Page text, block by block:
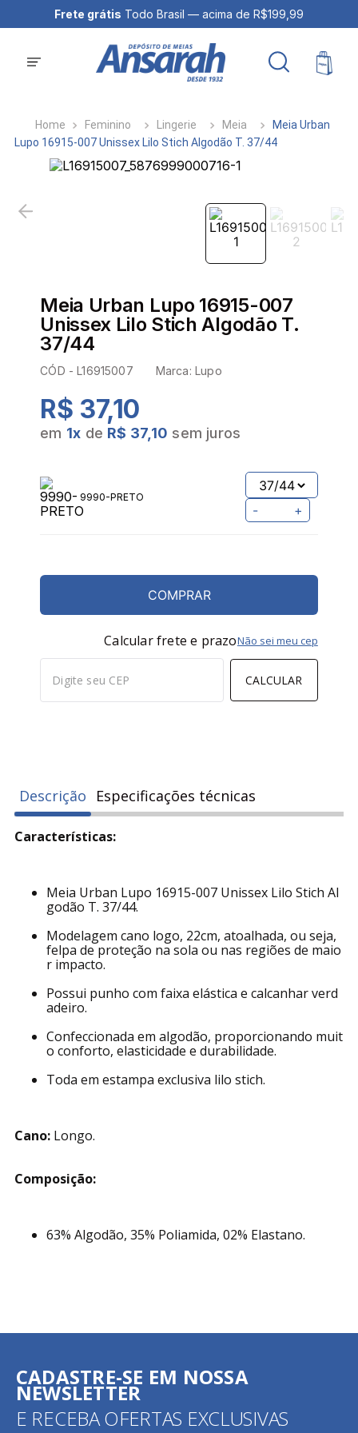
Frete grátis Todo Brasil — acima de R$199,99
Feminino Lingerie Meia
Meia Urban
Lupo 16915-007 Unissex Lilo Stich Algodão T. 37/44
Meia Urban Lupo 16915-007
Unissex Lilo Stich Algodão T.
37/44
CÓD -L16915007 Marca:Lupo
R$ 37,10
em 1x de R$ 37,10 sem juros
9990-PRETO
- +
COMPRAR
Calcular frete e prazo
CALCULAR
Não sei meu cep
Descrição Especificações técnicas
Características:
Meia Urban Lupo 16915-007 Unissex Lilo Stich Al
godão T. 37/44.
Modelagem cano logo, 22cm, atoalhada, ou seja,
felpa de proteção na sola ou nas regiões de maio
r impacto.
Possui punho com faixa elástica e calcanhar verd
adeiro.
Confeccionada em algodão, proporcionando muit
o conforto, elasticidade e durabilidade.
Toda em estampa exclusiva lilo stich.
Cano: Longo.
Composição:
63% Algodão, 35% Poliamida, 02% Elastano.
CADASTRE-SE EM NOSSA
NEWSLETTER
E RECEBA OFERTAS EXCLUSIVAS